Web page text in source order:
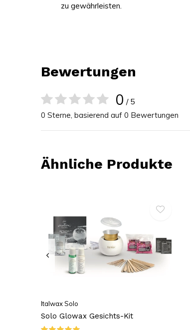
zu gewährleisten.
Bewertungen
0 / 5
0 Sterne, basierend auf 0 Bewertungen
Ähnliche Produkte
Italwax Solo
Solo Glowax Gesichts-Kit